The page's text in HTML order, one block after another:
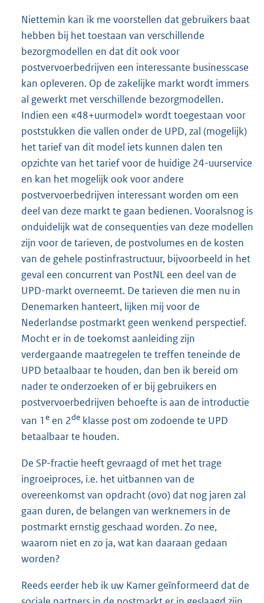
Niettemin kan ik me voorstellen dat gebruikers baat
hebben bij het toestaan van verschillende
bezorgmodellen en dat dit ook voor
postvervoerbedrijven een interessante businesscase
kan opleveren. Op de zakelijke markt wordt immers
al gewerkt met verschillende bezorgmodellen.
Indien een «48+uurmodel» wordt toegestaan voor
poststukken die vallen onder de UPD, zal (mogelijk)
het tarief van dit model iets kunnen dalen ten
opzichte van het tarief voor de huidige 24-uurservice
en kan het mogelijk ook voor andere
postvervoerbedrijven interessant worden om een
deel van deze markt te gaan bedienen. Vooralsnog is
onduidelijk wat de consequenties van deze modellen
zijn voor de tarieven, de postvolumes en de kosten
van de gehele postinfrastructuur, bijvoorbeeld in het
geval een concurrent van PostNL een deel van de
UPD-markt overneemt. De tarieven die men nu in
Denemarken hanteert, lijken mij voor de
Nederlandse postmarkt geen wenkend perspectief.
Mocht er in de toekomst aanleiding zijn
verdergaande maatregelen te treffen teneinde de
UPD betaalbaar te houden, dan ben ik bereid om
nader te onderzoeken of er bij gebruikers en
postvervoerbedrijven behoefte is aan de introductie
van 1 e en 2de klasse post om zodoende te UPD
betaalbaar te houden.
De SP-fractie heeft gevraagd of met het trage
ingroeiproces, i.e. het uitbannen van de
overeenkomst van opdracht (ovo) dat nog jaren zal
gaan duren, de belangen van werknemers in de
postmarkt ernstig geschaad worden. Zo nee,
waarom niet en zo ja, wat kan daaraan gedaan
worden?
Reeds eerder heb ik uw Kamer geïnformeerd dat de